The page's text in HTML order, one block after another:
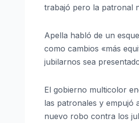
trabajó pero la patronal
Apella habló de un
como cambios «más
jubilarnos sea
El gobierno multicolor
las patronales y empujó
nuevo robo contra los